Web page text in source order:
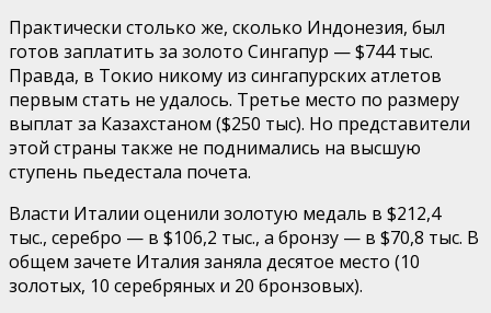
Практически столько же, сколько Индонезия, был
готов заплатить за золото Сингапур — $744 тыс.
Правда, в Токио никому из сингапурских атлетов
первым стать не удалось. Третье место по размеру
выплат за Казахстаном ($250 тыс). Но представители
этой страны также не поднимались на высшую
ступень пьедестала почета.
Власти Италии оценили золотую медаль в $212,4
тыс., серебро — в $106,2 тыс., а бронзу — в $70,8 тыс. В
общем зачете Италия заняла десятое место (10
золотых, 10 серебряных и 20 бронзовых).